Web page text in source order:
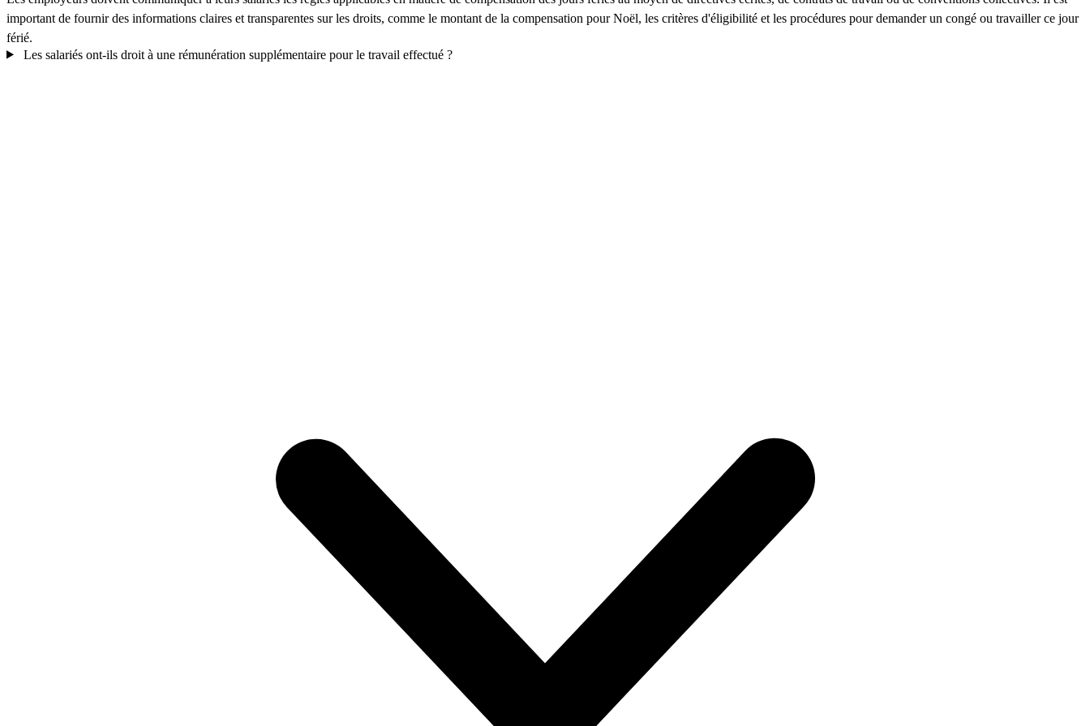
important de fournir des informations claires et transparentes sur les droits, comme le montant de la compensation pour Noël, les critères d'éligibilité et les procédures pour demander un congé ou travailler ce jour
férié.
Les salariés ont-ils droit à une rémunération supplémentaire pour le travail effectué ?